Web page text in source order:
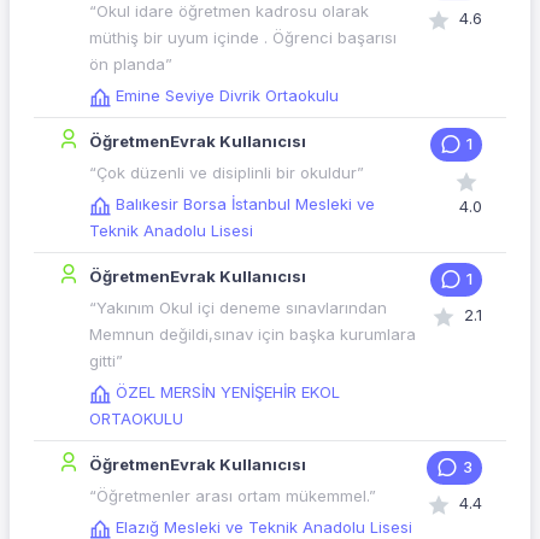
“Okul idare öğretmen kadrosu olarak
müthiş bir uyum içinde . Öğrenci başarısı
ön planda”
Emine Seviye Divrik Ortaokulu
4.6
ÖğretmenEvrak Kullanıcısı
“Çok düzenli ve disiplinli bir okuldur”
Balıkesir Borsa İstanbul Mesleki ve
Teknik Anadolu Lisesi
1
4.0
ÖğretmenEvrak Kullanıcısı
“Yakınım Okul içi deneme sınavlarından
Memnun değildi,sınav için başka kurumlara
gitti”
ÖZEL MERSİN YENİŞEHİR EKOL
ORTAOKULU
1
2.1
ÖğretmenEvrak Kullanıcısı
“Öğretmenler arası ortam mükemmel.”
Elazığ Mesleki ve Teknik Anadolu Lisesi
3
4.4